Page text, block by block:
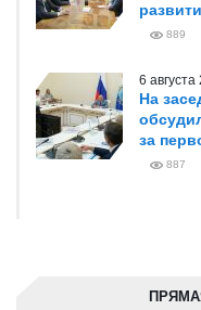
889
6 августа
На
за
887